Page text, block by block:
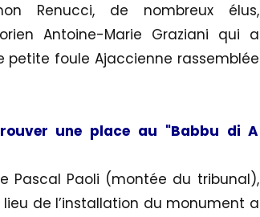
Renucci, de nombreux élus,
Antoine-Marie Graziani qui a
petite foule Ajaccienne rassemblée
une place au "Babbu di A
Pascal Paoli (montée du tribunal),
de l’installation du monument a